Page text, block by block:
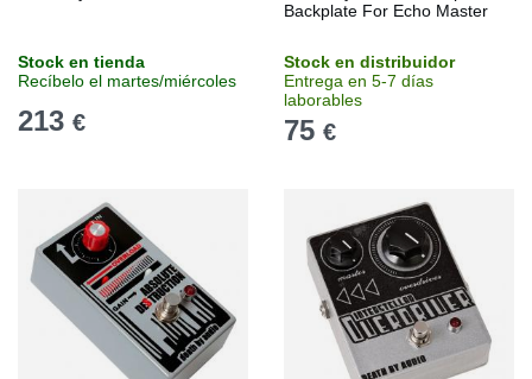
Stock en tienda
Recíbelo el martes/miércoles
213 €
Backplate For Echo Master
Stock en distribuidor
Entrega en 5-7 días
laborables
75 €